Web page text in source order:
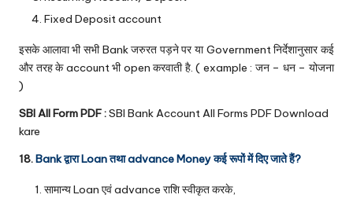
Fixed Deposit account
इसके आलावा भी सभी Bank जरुरत पड़ने पर या Government निर्देशानुसार कई
और तरह के account भी open करवाती है. ( example : जन – धन – योजना
)
SBI All Form PDF :SBI Bank Account All Forms PDF Download
kare
18.Bank द्वारा Loan तथा advance Money कई रूपों में दिए जाते हैं?
सामान्य Loan एवं advance राशि स्वीकृत करके,